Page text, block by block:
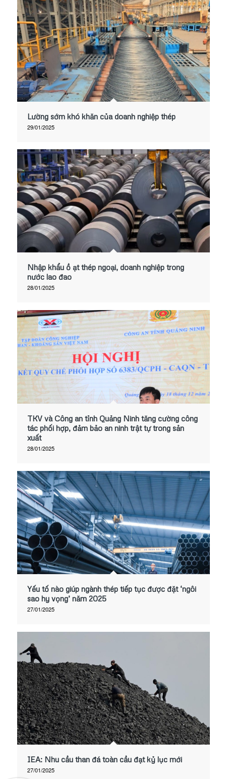
Lường sớm khó khăn của doanh nghiệp thép
29/01/2025
Nhập khẩu ồ ạt thép ngoại, doanh nghiệp trong
nước lao đao
28/01/2025
TKV và Công an tỉnh Quảng Ninh tăng cường công
tác phối hợp, đảm bảo an ninh trật tự trong sản
xuất
28/01/2025
Yếu tố nào giúp ngành thép tiếp tục được đặt ‘ngôi
sao hy vọng’ năm 2025
27/01/2025
IEA: Nhu cầu than đá toàn cầu đạt kỷ lục mới
27/01/2025